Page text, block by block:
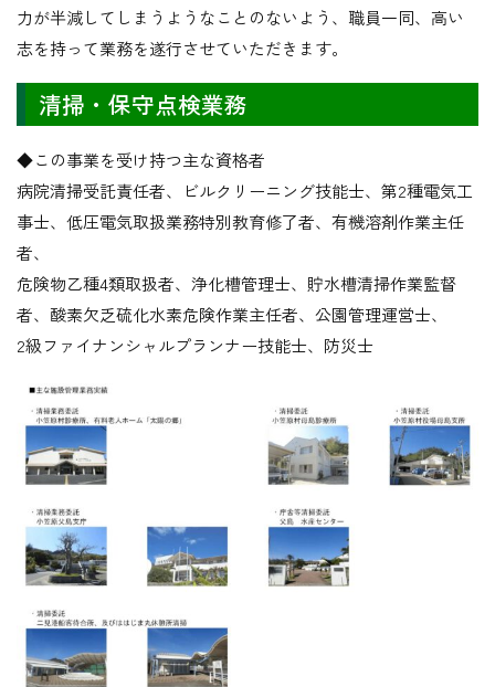
力が半減してしまうようなことのないよう、職員一同、高い
志を持って業務を遂行させていただきます。
清掃・保守点検業務
◆この事業を受け持つ主な資格者
病院清掃受託責任者、ビルクリーニング技能士、第2種電気工
事士、低圧電気取扱業務特別教育修了者、有機溶剤作業主任
者、
危険物乙種4類取扱者、浄化槽管理士、貯水槽清掃作業監督
者、酸素欠乏硫化水素危険作業主任者、公園管理運営士、
2級ファイナンシャルプランナー技能士、防災士